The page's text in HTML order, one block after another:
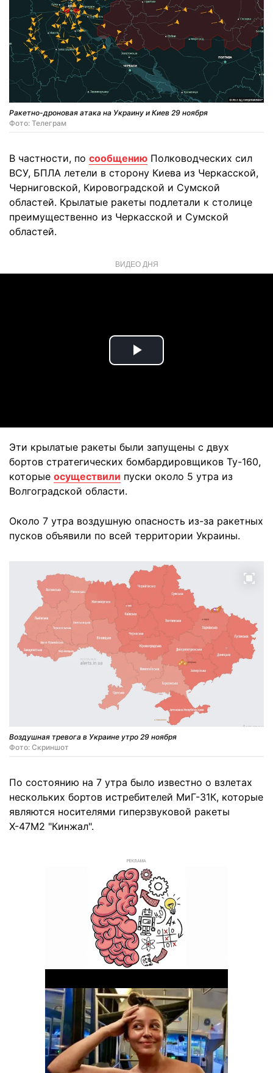
Ракетно-дроновая атака на Украину и Киев 29 ноября
Фото: Телеграм
В частности, по сообщению Полководческих сил
ВСУ, БПЛА летели в сторону Киева из Черкасской,
Черниговской, Кировоградской и Сумской
областей. Крылатые ракеты подлетали к столице
преимущественно из Черкасской и Сумской
областей.
ВИДЕО ДНЯ
Play
Эти крылатые ракеты были запущены с двух
бортов стратегических бомбардировщиков Ту-160,
которые осуществили пуски около 5 утра из
Волгоградской области.
Около 7 утра воздушную опасность из-за ракетных
пусков объявили по всей территории Украины.
Воздушная тревога в Украине утро 29 ноября
Фото: Скриншот
По состоянию на 7 утра было известно о взлетах
нескольких бортов истребителей МиГ-31К, которые
являются носителями гиперзвуковой ракеты
Х-47М2 "Кинжал".
РЕКЛАМА